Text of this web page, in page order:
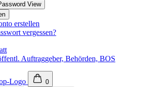
View
erstellen
vergessen?
Auftraggeber, Behörden, BOS
0